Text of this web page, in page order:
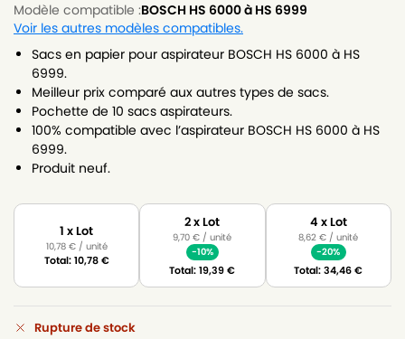
Modèle compatible :BOSCH HS 6000 à HS 6999
Voir les autres modèles compatibles.
Sacs en papier pour aspirateur BOSCH HS 6000 à HS
6999.
Meilleur prix comparé aux autres types de sacs.
Pochette de 10 sacs aspirateurs.
100% compatible avec l’aspirateur BOSCH HS 6000 à HS
6999.
Produit neuf.
1 x Lot
10,78 €/ unité
Total:10,78€
2 x Lot
9,70€ / unité
-10%
Total:19,39€
4 x Lot
8,62€ / unité
-20%
Total:34,46€
Rupture de stock